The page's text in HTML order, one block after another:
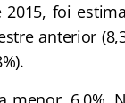
foi
anterior